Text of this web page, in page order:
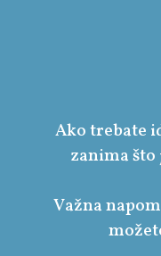
Ako trebate
zanima
Važna